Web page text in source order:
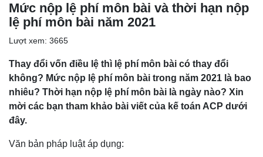
Mức nộp lệ phí môn bài và thời hạn nộp
lệ phí môn bài năm 2021
Lượt xem: 3665
Thay đổi vốn điều lệ thì lệ phí môn bài có thay đổi
không? Mức nộp lệ phí môn bài trong năm 2021 là bao
nhiêu? Thời hạn nộp lệ phí môn bài là ngày nào? Xin
mời các bạn tham khảo bài viết của kế toán ACP dưới
đây.
Văn bản pháp luật áp dụng: